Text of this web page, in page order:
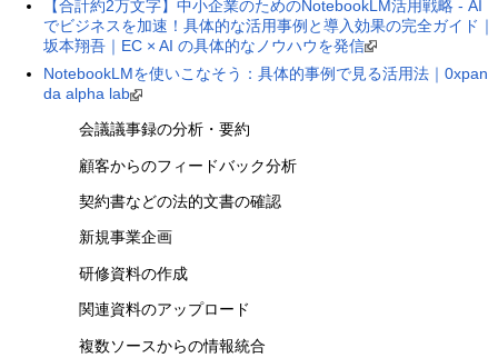
【合計約2万文字】中小企業のためのNotebookLM活用戦略 - AI
でビジネスを加速！具体的な活用事例と導入効果の完全ガイド｜
坂本翔吾｜EC × AI の具体的なノウハウを発信
NotebookLMを使いこなそう：具体的事例で見る活用法｜0xpan
da alpha lab
会議議事録の分析・要約
顧客からのフィードバック分析
契約書などの法的文書の確認
新規事業企画
研修資料の作成
関連資料のアップロード
複数ソースからの情報統合